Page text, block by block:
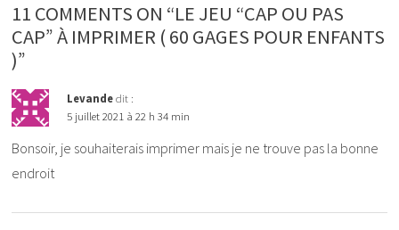
11 COMMENTS ON “LE JEU “CAP OU PAS
CAP” À IMPRIMER ( 60 GAGES POUR ENFANTS
)”
Levande dit :
5 juillet 2021 à 22 h 34 min
Bonsoir, je souhaiterais imprimer mais je ne trouve pas la bonne
endroit